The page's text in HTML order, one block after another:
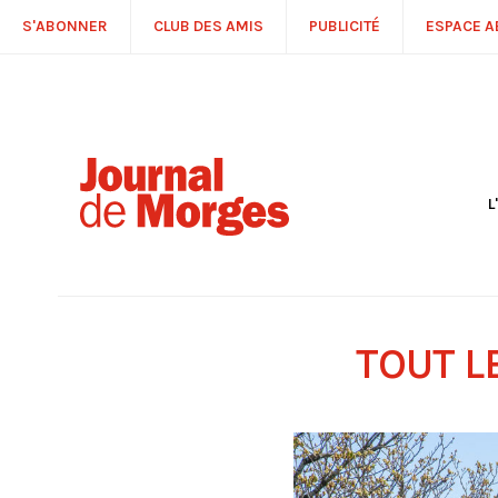
S'ABONNER CLUB DES AMIS PUBLICITÉ ESPACE
TOUT